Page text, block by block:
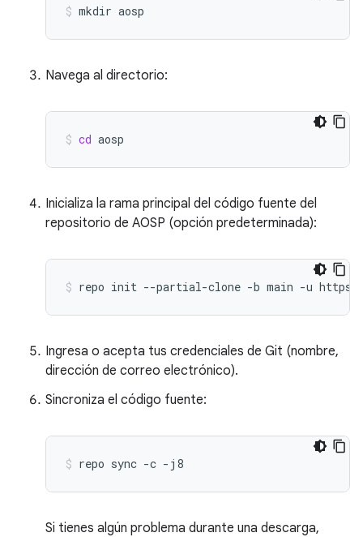
mkdir aosp
Navega al directorio:
cd aosp
Inicializa la rama principal del código fuente del
repositorio de AOSP (opción predeterminada):
repo init --partial-clone -b main -u
Ingresa o acepta tus credenciales de Git (nombre,
dirección de correo electrónico).
Sincroniza el código fuente:
repo sync -c -j8
Si tienes algún problema durante una descarga,